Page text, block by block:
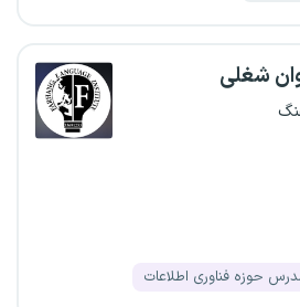
حوزه فناوری اطلاعات